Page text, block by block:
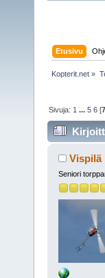
Etusivu
Kopterit.net »
Sivuja: 1 ...5 6 [
Vispilä
Seniori